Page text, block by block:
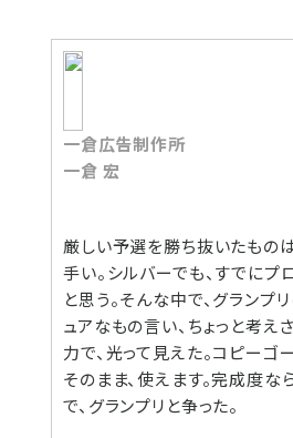
一倉広告制作所
一倉 宏
厳しい予選を勝ち抜いたもの
手い。シルバーでも、すでに
と思う。そんな中で、グランプ
ュアなもの言い、ちょっと考
力で、光って見えた。コピーゴ
そのまま、使えます。完成度な
で、グランプリと争った。